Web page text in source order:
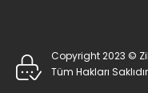
Copyright 2023 ©
Tüm Hakları